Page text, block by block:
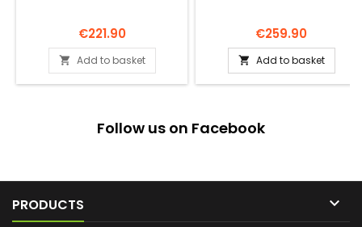
Price
€221.90
 Add to basket
Price
€259.90
 Add to basket
Follow us on Facebook
PRODUCTS 